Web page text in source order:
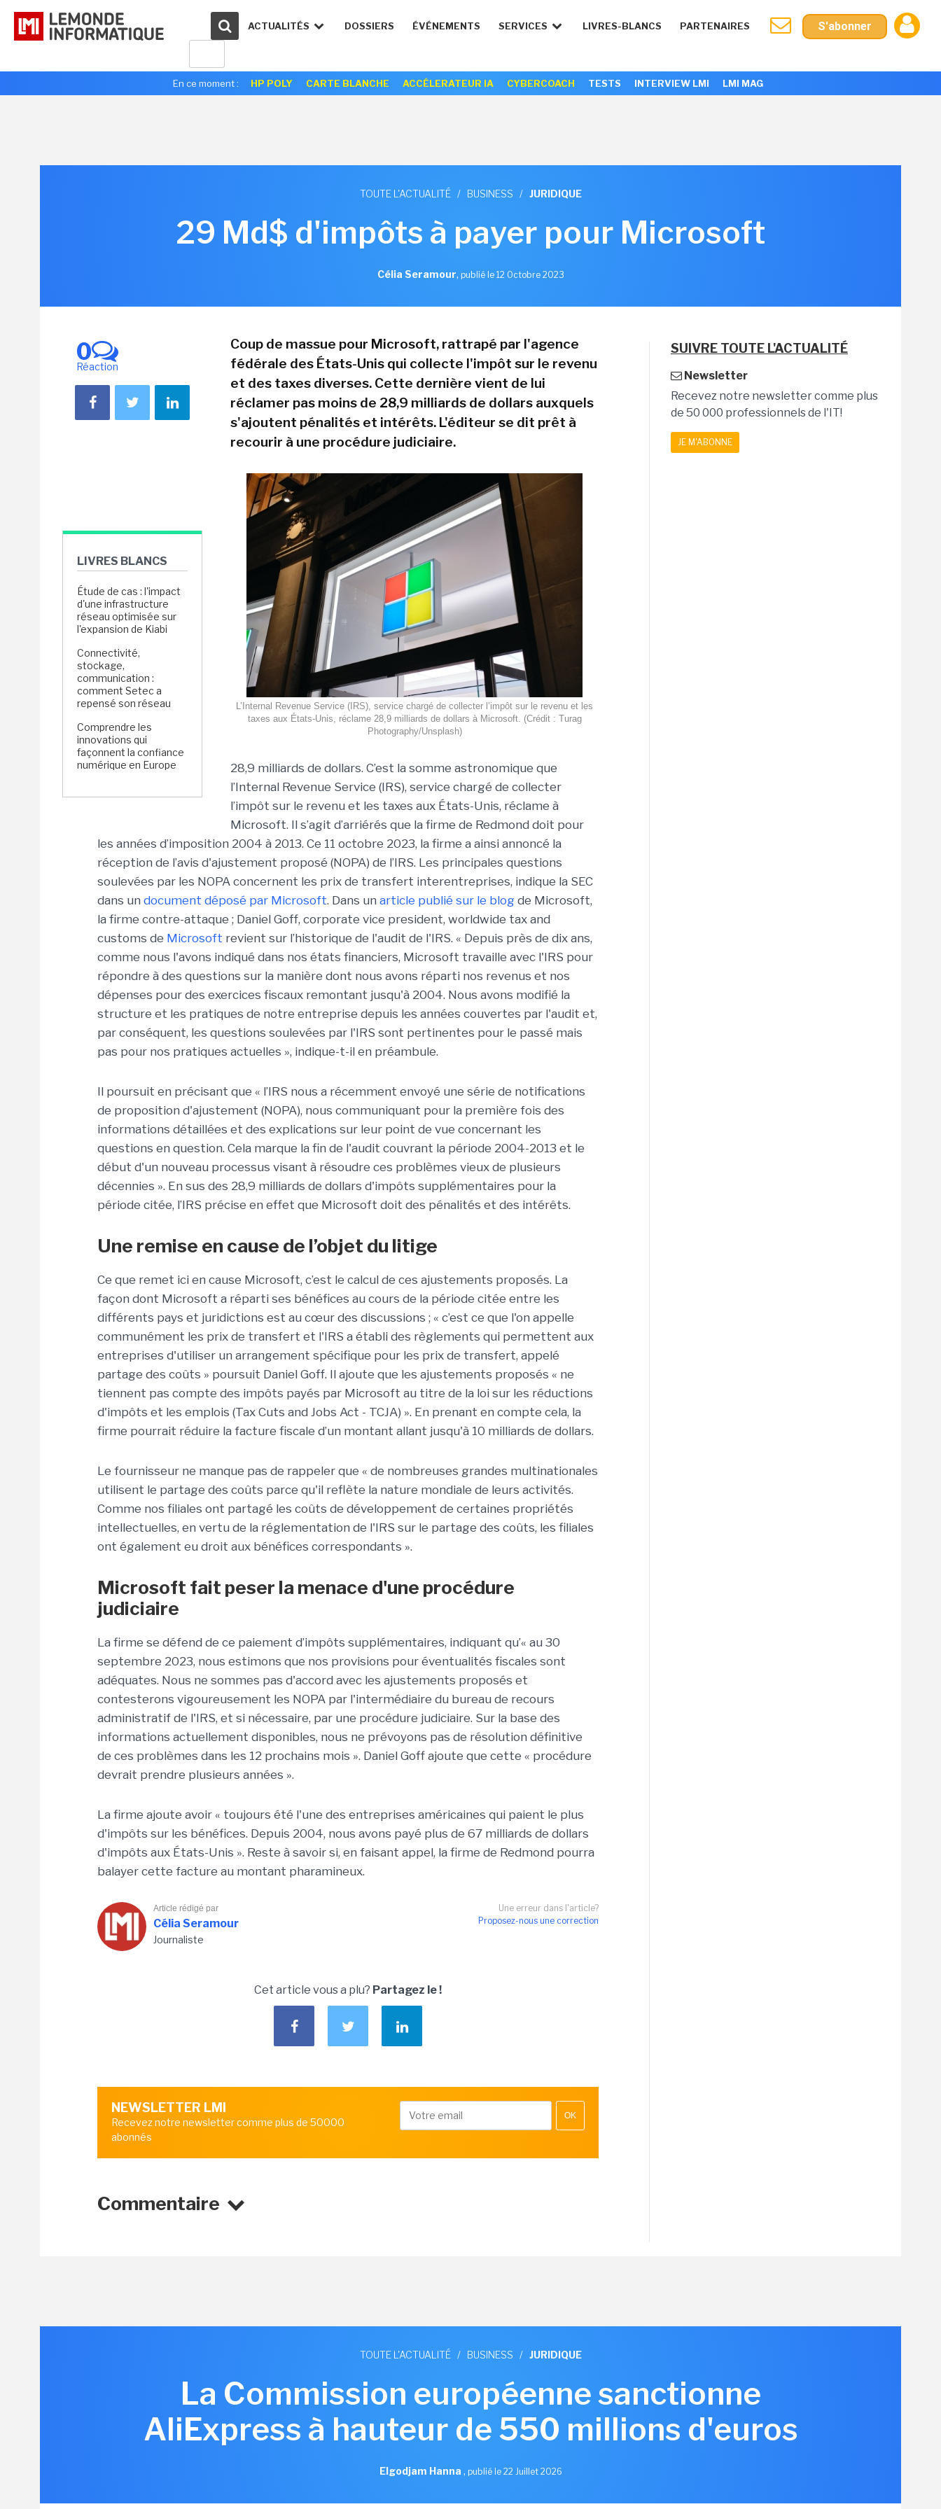
ACTUALITÉS DOSSIERS ÉVÉNEMENTS SERVICES LIVRES-BLANCS PARTENAIRES S'abonner
En ce moment : HP POLY CARTE BLANCHE ACCÉLERATEUR IA CYBERCOACH TESTS INTERVIEW LMI LMI MAG
TOUTE L'ACTUALITÉ / BUSINESS / JURIDIQUE
29 Md$ d'impôts à payer pour Microsoft
Célia Seramour, publié le 12 Octobre 2023
0
Réaction
LIVRES BLANCS
Étude de cas : l'impact
d'une infrastructure
réseau optimisée sur
l'expansion de Kiabi
Connectivité,
stockage,
communication :
comment Setec a
repensé son réseau
Comprendre les
innovations qui
façonnent la confiance
numérique en Europe
Coup de massue pour Microsoft, rattrapé par l'agence
fédérale des États-Unis qui collecte l'impôt sur le revenu
et des taxes diverses. Cette dernière vient de lui
réclamer pas moins de 28,9 milliards de dollars auxquels
s'ajoutent pénalités et intérêts. L'éditeur se dit prêt à
recourir à une procédure judiciaire.
L’Internal Revenue Service (IRS), service chargé de collecter l’impôt sur le revenu et les
taxes aux États-Unis, réclame 28,9 milliards de dollars à Microsoft. (Crédit : Turag
Photography/Unsplash)
28,9 milliards de dollars. C’est la somme astronomique que
l’Internal Revenue Service (IRS), service chargé de collecter
l’impôt sur le revenu et les taxes aux États-Unis, réclame à
Microsoft. Il s’agit d’arriérés que la firme de Redmond doit pour
les années d’imposition 2004 à 2013. Ce 11 octobre 2023, la firme a ainsi annoncé la
réception de l’avis d'ajustement proposé (NOPA) de l’IRS. Les principales questions
soulevées par les NOPA concernent les prix de transfert interentreprises, indique la SEC
dans un document déposé par Microsoft. Dans un article publié sur le blog de Microsoft,
la firme contre-attaque ; Daniel Goff, corporate vice president, worldwide tax and
customs de Microsoft revient sur l’historique de l'audit de l'IRS. « Depuis près de dix ans,
comme nous l'avons indiqué dans nos états financiers, Microsoft travaille avec l'IRS pour
répondre à des questions sur la manière dont nous avons réparti nos revenus et nos
dépenses pour des exercices fiscaux remontant jusqu'à 2004. Nous avons modifié la
structure et les pratiques de notre entreprise depuis les années couvertes par l'audit et,
par conséquent, les questions soulevées par l'IRS sont pertinentes pour le passé mais
pas pour nos pratiques actuelles », indique-t-il en préambule.
Il poursuit en précisant que « l’IRS nous a récemment envoyé une série de notifications
de proposition d'ajustement (NOPA), nous communiquant pour la première fois des
informations détaillées et des explications sur leur point de vue concernant les
questions en question. Cela marque la fin de l'audit couvrant la période 2004-2013 et le
début d'un nouveau processus visant à résoudre ces problèmes vieux de plusieurs
décennies ». En sus des 28,9 milliards de dollars d'impôts supplémentaires pour la
période citée, l’IRS précise en effet que Microsoft doit des pénalités et des intérêts.
Une remise en cause de l’objet du litige
Ce que remet ici en cause Microsoft, c’est le calcul de ces ajustements proposés. La
façon dont Microsoft a réparti ses bénéfices au cours de la période citée entre les
différents pays et juridictions est au cœur des discussions ; « c’est ce que l'on appelle
communément les prix de transfert et l'IRS a établi des règlements qui permettent aux
entreprises d'utiliser un arrangement spécifique pour les prix de transfert, appelé
partage des coûts » poursuit Daniel Goff. Il ajoute que les ajustements proposés « ne
tiennent pas compte des impôts payés par Microsoft au titre de la loi sur les réductions
d'impôts et les emplois (Tax Cuts and Jobs Act - TCJA) ». En prenant en compte cela, la
firme pourrait réduire la facture fiscale d’un montant allant jusqu'à 10 milliards de dollars.
Le fournisseur ne manque pas de rappeler que « de nombreuses grandes multinationales
utilisent le partage des coûts parce qu'il reflète la nature mondiale de leurs activités.
Comme nos filiales ont partagé les coûts de développement de certaines propriétés
intellectuelles, en vertu de la réglementation de l'IRS sur le partage des coûts, les filiales
ont également eu droit aux bénéfices correspondants ».
Microsoft fait peser la menace d'une procédure
judiciaire
La firme se défend de ce paiement d’impôts supplémentaires, indiquant qu’« au 30
septembre 2023, nous estimons que nos provisions pour éventualités fiscales sont
adéquates. Nous ne sommes pas d'accord avec les ajustements proposés et
contesterons vigoureusement les NOPA par l'intermédiaire du bureau de recours
administratif de l'IRS, et si nécessaire, par une procédure judiciaire. Sur la base des
informations actuellement disponibles, nous ne prévoyons pas de résolution définitive
de ces problèmes dans les 12 prochains mois ». Daniel Goff ajoute que cette « procédure
devrait prendre plusieurs années ».
La firme ajoute avoir « toujours été l'une des entreprises américaines qui paient le plus
d'impôts sur les bénéfices. Depuis 2004, nous avons payé plus de 67 milliards de dollars
d'impôts aux États-Unis ». Reste à savoir si, en faisant appel, la firme de Redmond pourra
balayer cette facture au montant pharamineux.
Une erreur dans l'article?
Proposez-nous une correction
Article rédigé par
Célia Seramour
Journaliste
Cet article vous a plu? Partagez le !
NEWSLETTER LMI
Recevez notre newsletter comme plus de 50000
abonnés
OK
Commentaire
SUIVRE TOUTE L'ACTUALITÉ
Newsletter
Recevez notre newsletter comme plus
de 50 000 professionnels de l'IT!
JE M'ABONNE
TOUTE L'ACTUALITÉ / BUSINESS / JURIDIQUE
La Commission européenne sanctionne
AliExpress à hauteur de 550 millions d'euros
Elgodjam Hanna , publié le 22 Juillet 2026